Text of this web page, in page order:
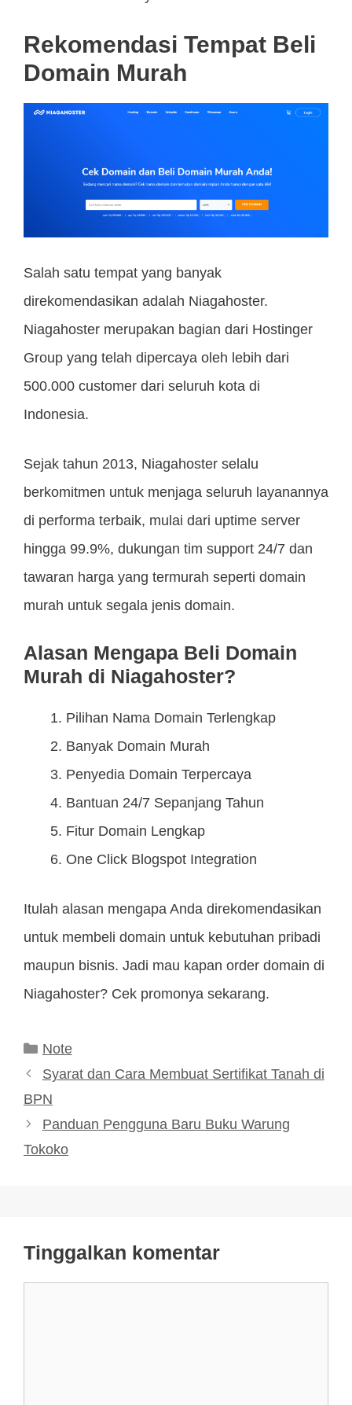
Rekomendasi Tempat Beli
Domain Murah
Salah satu tempat yang banyak
direkomendasikan adalah Niagahoster.
Niagahoster merupakan bagian dari Hostinger
Group yang telah dipercaya oleh lebih dari
500.000 customer dari seluruh kota di
Indonesia.
Sejak tahun 2013, Niagahoster selalu
berkomitmen untuk menjaga seluruh layanannya
di performa terbaik, mulai dari uptime server
hingga 99.9%, dukungan tim support 24/7 dan
tawaran harga yang termurah seperti domain
murah untuk segala jenis domain.
Alasan Mengapa Beli Domain
Murah di Niagahoster?
Pilihan Nama Domain Terlengkap
Banyak Domain Murah
Penyedia Domain Terpercaya
Bantuan 24/7 Sepanjang Tahun
Fitur Domain Lengkap
One Click Blogspot Integration
Itulah alasan mengapa Anda direkomendasikan
untuk membeli domain untuk kebutuhan pribadi
maupun bisnis. Jadi mau kapan order domain di
Niagahoster? Cek promonya sekarang.
Kategori
Note
Syarat dan Cara Membuat Sertifikat Tanah di
BPN
Panduan Pengguna Baru Buku Warung
Tokoko
Tinggalkan komentar